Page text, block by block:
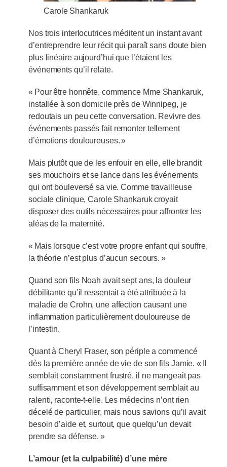
Carole Shankaruk
Nos trois interlocutrices méditent un instant avant
d’entreprendre leur récit qui paraît sans doute bien
plus linéaire aujourd’hui que l’étaient les
événements qu’il relate.
« Pour être honnête, commence Mme Shankaruk,
installée à son domicile près de Winnipeg, je
redoutais un peu cette conversation. Revivre des
événements passés fait remonter tellement
d’émotions douloureuses. »
Mais plutôt que de les enfouir en elle, elle brandit
ses mouchoirs et se lance dans les événements
qui ont bouleversé sa vie. Comme travailleuse
sociale clinique, Carole Shankaruk croyait
disposer des outils nécessaires pour affronter les
aléas de la maternité.
« Mais lorsque c’est votre propre enfant qui souffre,
la théorie n’est plus d’aucun secours. »
Quand son fils Noah avait sept ans, la douleur
débilitante qu’il ressentait a été attribuée à la
maladie de Crohn, une affection causant une
inflammation particulièrement douloureuse de
l’intestin.
Quant à Cheryl Fraser, son périple a commencé
dès la première année de vie de son fils Jamie. « Il
semblait constamment frustré, il ne mangeait pas
suffisamment et son développement semblait au
ralenti, raconte-t-elle. Les médecins n’ont rien
décelé de particulier, mais nous savions qu’il avait
besoin d’aide et, surtout, que quelqu’un devait
prendre sa défense. »
L’amour (et la culpabilité) d’une mère